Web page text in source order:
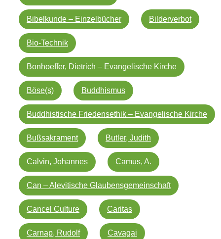
Bibelkunde – Einzelbücher Bilderverbot
Bio-Technik
Bonhoeffer, Dietrich – Evangelische Kirche
Böse(s) Buddhismus
Buddhistische Friedensethik – Evangelische Kirche
Bußsakrament Butler, Judith
Calvin, Johannes Camus, A.
Can – Alevitische Glaubensgemeinschaft
Cancel Culture Caritas
Carnap, Rudolf Cavagai